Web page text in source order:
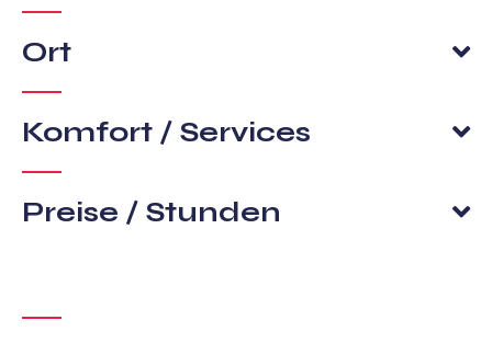
Ort
Komfort / Services
Preise / Stunden